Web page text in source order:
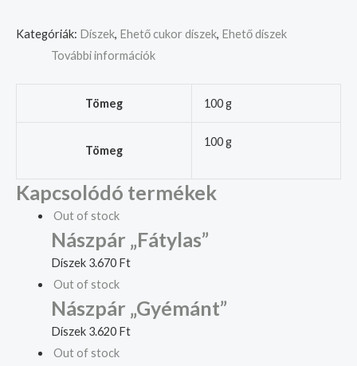
Kategóriák: Díszek, Ehető cukor díszek, Ehető díszek
További információk
Tömeg 100 g
Tömeg
100 g
Kapcsolódó termékek
Out of stock
Nászpár „Fátylas”
Díszek 3.670 Ft
Out of stock
Nászpár „Gyémánt”
Díszek 3.620 Ft
Out of stock